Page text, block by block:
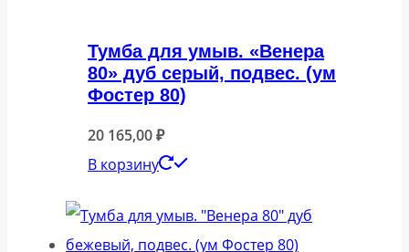
Тумба для умыв. «Венера
80» дуб серый, подвес. (ум
Фостер 80)
20 165,00₽
В корзину